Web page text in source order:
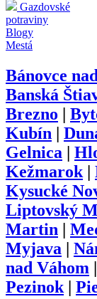
Gazdovské
potraviny
Blogy
Mestá
Bánovce
Banská
Brezno
Kubín
Gelnica
Kežmarok|
Kysucké
Liptovský
Martin
Myjava
nad Váhom
Pezinok|